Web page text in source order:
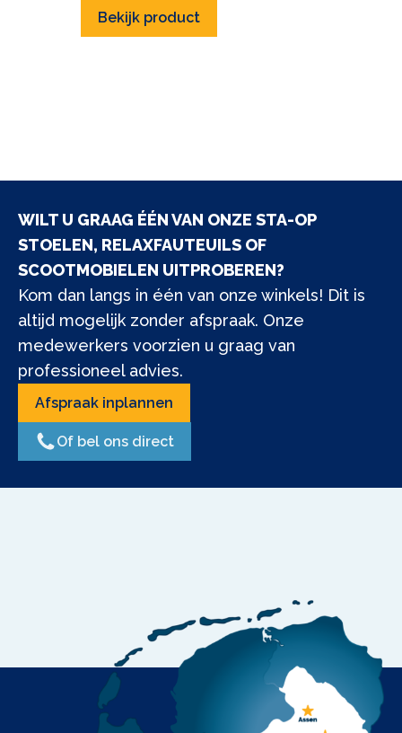
Bekijk product
WILT U GRAAG ÉÉN VAN ONZE STA-OP
STOELEN, RELAXFAUTEUILS OF
SCOOTMOBIELEN UITPROBEREN?
Kom dan langs in één van onze winkels! Dit is
altijd mogelijk zonder afspraak. Onze
medewerkers voorzien u graag van
professioneel advies.
Afspraak inplannen
Of bel ons direct